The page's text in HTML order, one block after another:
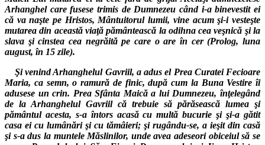
Arhanghel care fusese trimis de Dumnezeu când i-a binevestit ei
că va naşte pe Hristos, Mântuitorul lumii, vine acum şi-i vesteşte
mutarea din această viaţă pământească la odihna cea veşnică şi la
slava şi cinstea cea negrăită pe care o are în cer (Prolog, luna
august, în 15 zile).
Şi venind Arhanghelul Gavriil, a adus el Prea Curatei Fecioare
Maria, ca semn, o ramură de finic, după cum la Buna Vestire îi
adusese un crin. Prea Sfânta Maică a lui Dumnezeu, înţelegând
de la Arhanghelul Gavriil că trebuie să părăsească lumea şi
pământul acesta, s-a întors acasă cu multă bucurie şi şi-a gătit
casa ei cu lumânări şi cu tămâieri; şi rugându-se, a ieşit din casă
şi s-a dus la muntele Măslinilor, unde avea adeseori obiceiul să se